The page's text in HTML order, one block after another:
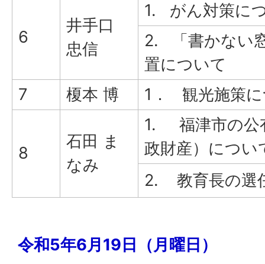
6
井手口
忠信
1. がん対策に
2. 「書かない
置について
7
榎本 博 1． 観光施策
8
石田 ま
なみ
1. 福津市の公
政財産）につい
2. 教育長の選
令和5年6月19日（月曜日）